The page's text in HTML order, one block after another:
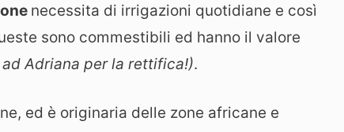
necessita di irrigazioni quotidiane e così
sono commestibili ed hanno il valore
Adriana per la rettifica!).
ed è originaria delle zone africane e